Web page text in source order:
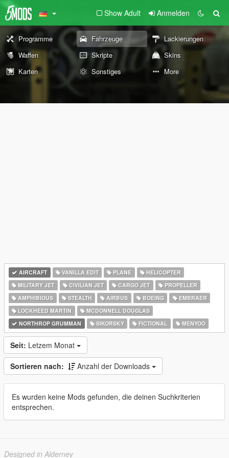
Show Adult Anmelden
Programme Fahrzeuge
Lackierungen
Waffen
Skripte
Skins
Karten
Sonstiges More
AIRCRAFT VANILLA EDIT PLANE
HELICOPTER
MILITARY JET
CIVILIAN JET CARGO JET
PROPELLER
AMPHIBIOUS
STEALTH AIRBUS BOEING
EMBRAER
LOCKHEED MARTIN
MCDONNELL DOUGLAS
NORTHROP GRUMMAN
SIKORSKY FICTIONAL MENYOO
Seit: Letzem Monat
Sortieren nach: Anzahl der Downloads
Es wurden keine Mods gefunden, die deinen Suchkriterien
entsprechen.
Designed in Alderney